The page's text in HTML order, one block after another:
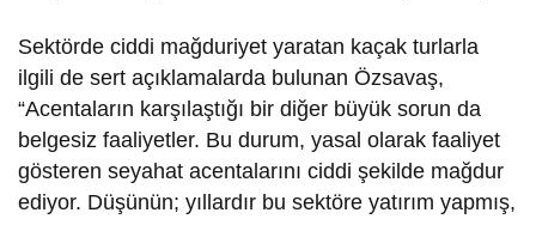
Sektörde ciddi mağduriyet yaratan kaçak turlarla
ilgili de sert açıklamalarda bulunan Özsavaş,
“Acentaların karşılaştığı bir diğer büyük sorun da
belgesiz faaliyetler. Bu durum, yasal olarak faaliyet
gösteren seyahat acentalarını ciddi şekilde mağdur
ediyor. Düşünün; yıllardır bu sektöre yatırım yapmış,